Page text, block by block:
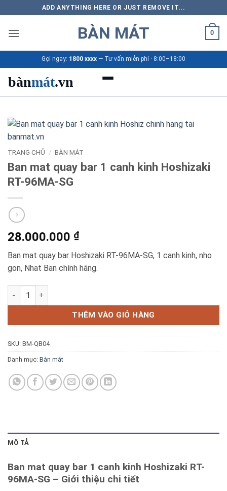
qua
nội
ADD ANYTHING HERE OR JUST REMOVE IT...
BÀN MÁT 0
Gọi ngay: 1800 xxxx — Tư vấn miễn phí · 8:00–18:00
bànmát.vn
Sản phẩm
Bảng giá 2026
Ứng dụng
Blog kiến thức
Liên hệ
TRANG CHỦ / BÀN MÁT
Ban mat quay bar 1 canh kinh Hoshizaki
RT-96MA-SG
28.000.000 ₫
Ban mat quay bar Hoshizaki RT-96MA-SG, 1 canh kinh, nho
gon, Nhat Ban chính hãng.
Ban mat quay bar 1 canh kinh Hoshizaki RT-96MA-SG số lượng
THÊM VÀO GIỎ HÀNG
SKU: BM-QB04
Danh mục: Bàn mát
MÔ TẢ
Ban mat quay bar 1 canh kinh Hoshizaki RT-
96MA-SG – Giới thiệu chi tiết